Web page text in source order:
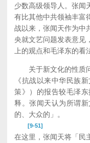
少数高级领导人。张闻
有比其他中共领袖丰富
战以来，张闻天作为中
央就文艺问题发表意见
上的观点和毛泽东的看
关于新文化的性质问
《抗战以来中华民族
策》）的报告较毛泽
释。张闻天认为所谓
的、大众的」。
[9-51]
在这里，张闻天将「民